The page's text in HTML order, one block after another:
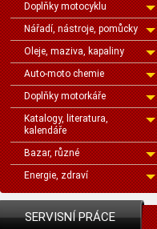
Doplňky motocyklu
Nářadí, nástroje, pomůcky
Oleje, maziva, kapaliny
Auto-moto chemie
Doplňky motorkáře
Katalogy, literatura,
kalendáře
Bazar, různé
Energie, zdraví
SERVISNÍ PRÁCE